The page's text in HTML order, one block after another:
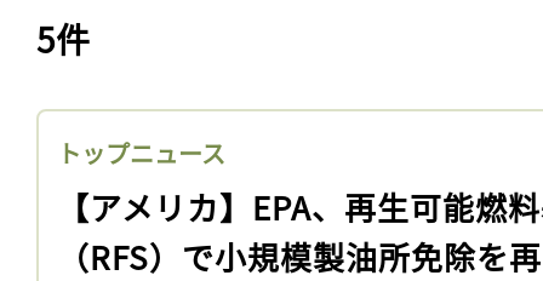
5件
トップニュース
【アメリカ】EPA、再生可能燃
（RFS）で小規模製油所免除を